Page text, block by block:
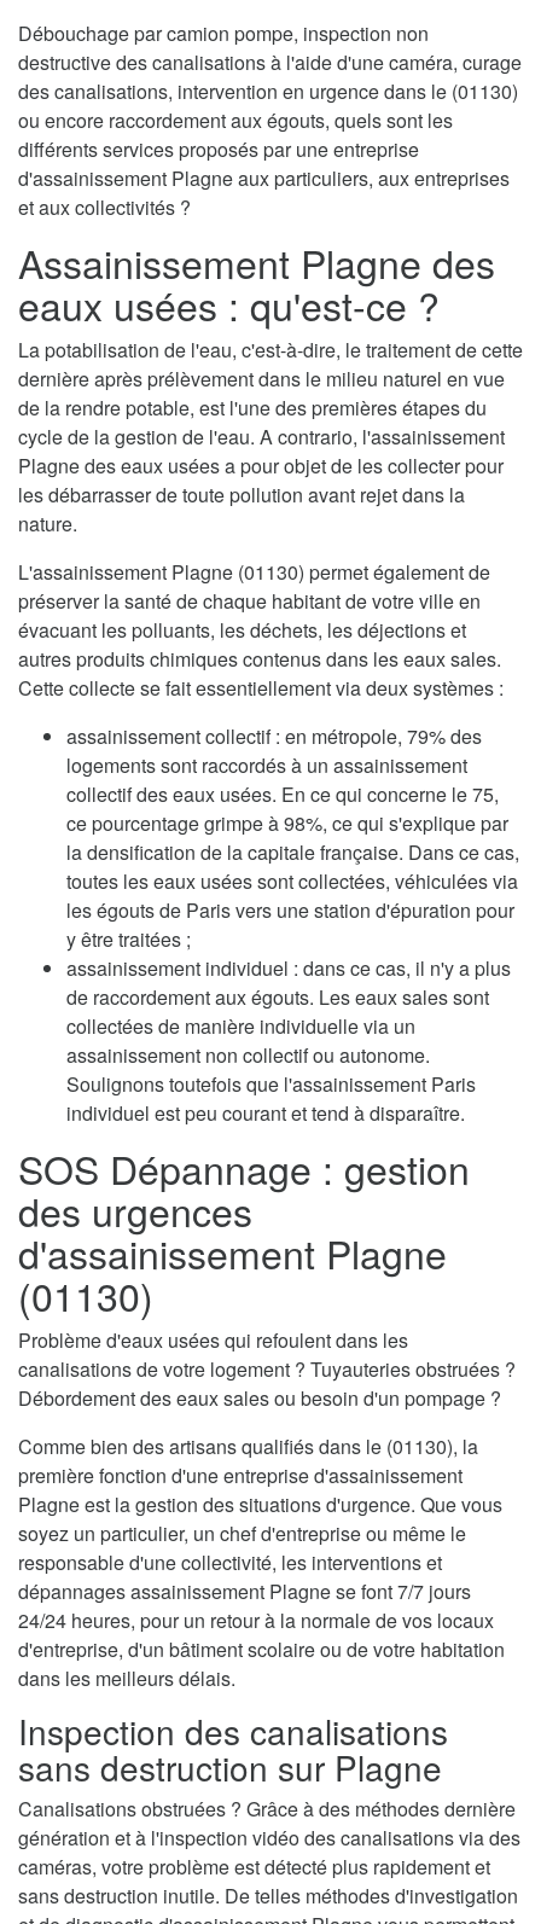
Débouchage par camion pompe, inspection non
destructive des canalisations à l'aide d'une caméra, curage
des canalisations, intervention en urgence dans le (01130)
ou encore raccordement aux égouts, quels sont les
différents services proposés par une entreprise
d'assainissement Plagne aux particuliers, aux entreprises
et aux collectivités ?
Assainissement Plagne des
eaux usées : qu'est-ce ?
La potabilisation de l'eau, c'est-à-dire, le traitement de cette
dernière après prélèvement dans le milieu naturel en vue
de la rendre potable, est l'une des premières étapes du
cycle de la gestion de l'eau. A contrario, l'assainissement
Plagne des eaux usées a pour objet de les collecter pour
les débarrasser de toute pollution avant rejet dans la
nature.
L'assainissement Plagne (01130) permet également de
préserver la santé de chaque habitant de votre ville en
évacuant les polluants, les déchets, les déjections et
autres produits chimiques contenus dans les eaux sales.
Cette collecte se fait essentiellement via deux systèmes :
assainissement collectif : en métropole, 79% des
logements sont raccordés à un assainissement
collectif des eaux usées. En ce qui concerne le 75,
ce pourcentage grimpe à 98%, ce qui s'explique par
la densification de la capitale française. Dans ce cas,
toutes les eaux usées sont collectées, véhiculées via
les égouts de Paris vers une station d'épuration pour
y être traitées ;
assainissement individuel : dans ce cas, il n'y a plus
de raccordement aux égouts. Les eaux sales sont
collectées de manière individuelle via un
assainissement non collectif ou autonome.
Soulignons toutefois que l'assainissement Paris
individuel est peu courant et tend à disparaître.
SOS Dépannage : gestion
des urgences
d'assainissement Plagne
(01130)
Problème d'eaux usées qui refoulent dans les
canalisations de votre logement ? Tuyauteries obstruées ?
Débordement des eaux sales ou besoin d'un pompage ?
Comme bien des artisans qualifiés dans le (01130), la
première fonction d'une entreprise d'assainissement
Plagne est la gestion des situations d'urgence. Que vous
soyez un particulier, un chef d'entreprise ou même le
responsable d'une collectivité, les interventions et
dépannages assainissement Plagne se font 7/7 jours
24/24 heures, pour un retour à la normale de vos locaux
d'entreprise, d'un bâtiment scolaire ou de votre habitation
dans les meilleurs délais.
Inspection des canalisations
sans destruction sur Plagne
Canalisations obstruées ? Grâce à des méthodes dernière
génération et à l'inspection vidéo des canalisations via des
caméras, votre problème est détecté plus rapidement et
sans destruction inutile. De telles méthodes d'investigation